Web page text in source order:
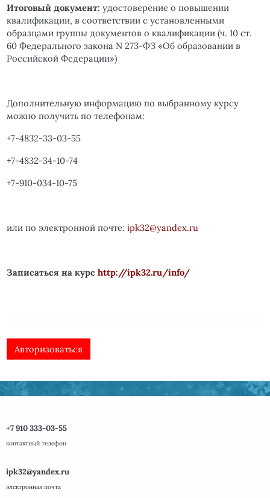
Итоговый документ: удостоверение о повышении
квалификации, в соответствии с установленными
образцами группы документов о квалификации (ч. 10 ст.
60 Федерального закона N 273-ФЗ «Об образовании в
Российской Федерации»)
Дополнительную информацию по выбранному курсу
можно получить по телефонам:
+7-4832-33-03-55
+7-4832-34-10-74
+7-910-034-10-75
или по электронной почте: ipk32@yandex.ru
Записаться на курс http://ipk32.ru/info/
Авторизоваться
+7 910 333-03-55
контактный телефон
ipk32@yandex.ru
электронная почта